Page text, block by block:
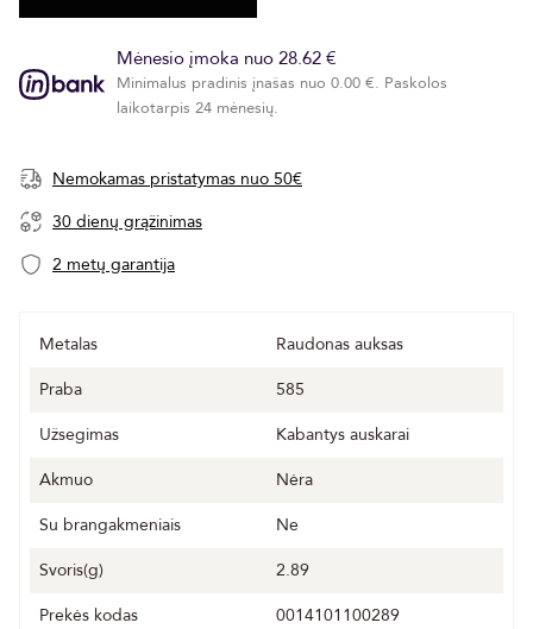
Mėnesio įmoka nuo 28.62 €
Minimalus pradinis įnašas nuo 0.00 €. Paskolos
laikotarpis 24 mėnesių.
Nemokamas pristatymas nuo 50€
30 dienų grąžinimas
2 metų garantija
Metalas
Raudonas auksas
Praba
585
Užsegimas
Kabantys auskarai
Akmuo
Nėra
Su brangakmeniais
Ne
Svoris(g)
2.89
Prekės kodas
0014101100289